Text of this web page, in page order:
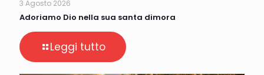
3 Agosto 2026
Adoriamo Dio nella sua santa dimora
Leggi tutto